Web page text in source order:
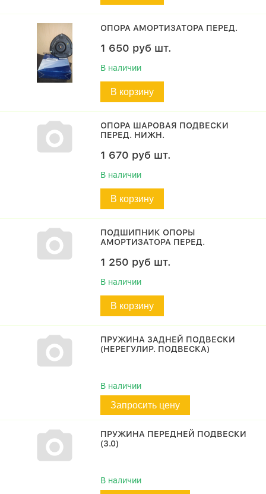
ОПОРА АМОРТИЗАТОРА ПЕРЕД.
1 650 руб шт.
В наличии
В корзину
ОПОРА ШАРОВАЯ ПОДВЕСКИ
ПЕРЕД. НИЖН.
1 670 руб шт.
В наличии
В корзину
ПОДШИПНИК ОПОРЫ
АМОРТИЗАТОРА ПЕРЕД.
1 250 руб шт.
В наличии
В корзину
ПРУЖИНА ЗАДНЕЙ ПОДВЕСКИ
(НЕРЕГУЛИР. ПОДВЕСКА)
В наличии
Запросить цену
ПРУЖИНА ПЕРЕДНЕЙ ПОДВЕСКИ
(3.0)
В наличии